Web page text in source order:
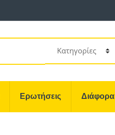
Ερωτήσεις Διάφορα